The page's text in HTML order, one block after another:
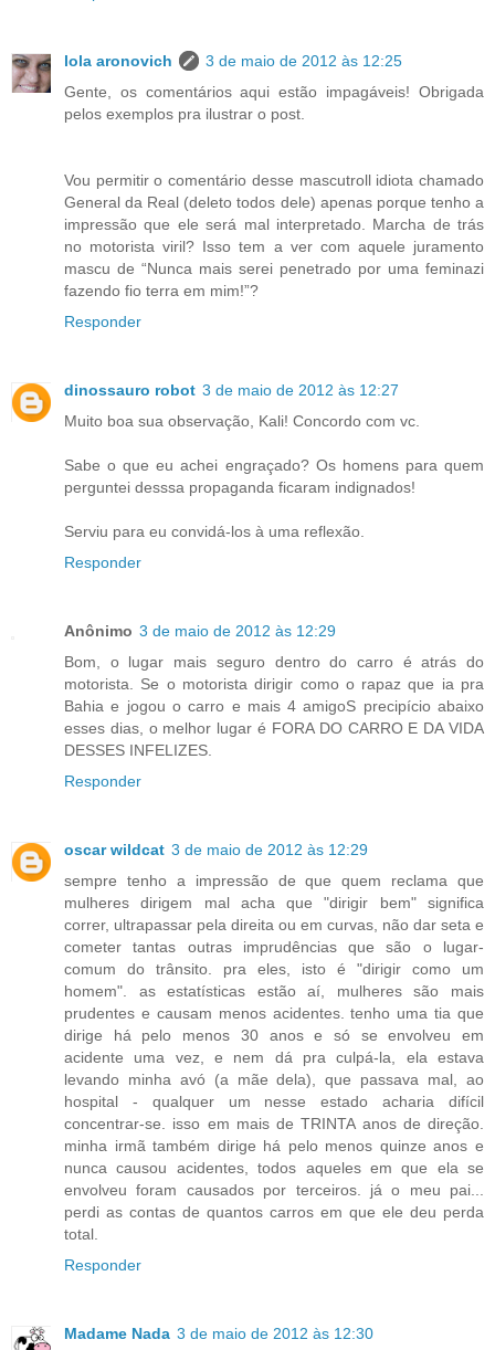
lola aronovich
3 de maio de 2012 às 12:25
Gente, os comentários aqui estão impagáveis! Obrigada
pelos exemplos pra ilustrar o post.
Vou permitir o comentário desse mascutroll idiota chamado
General da Real (deleto todos dele) apenas porque tenho a
impressão que ele será mal interpretado. Marcha de trás
no motorista viril? Isso tem a ver com aquele juramento
mascu de “Nunca mais serei penetrado por uma feminazi
fazendo fio terra em mim!”?
Responder
dinossauro robot 3 de maio de 2012 às 12:27
Muito boa sua observação, Kali! Concordo com vc.
Sabe o que eu achei engraçado? Os homens para quem
perguntei desssa propaganda ficaram indignados!
Serviu para eu convidá-los à uma reflexão.
Responder
Anônimo 3 de maio de 2012 às 12:29
Bom, o lugar mais seguro dentro do carro é atrás do
motorista. Se o motorista dirigir como o rapaz que ia pra
Bahia e jogou o carro e mais 4 amigoS precipício abaixo
esses dias, o melhor lugar é FORA DO CARRO E DA VIDA
DESSES INFELIZES.
Responder
oscar wildcat 3 de maio de 2012 às 12:29
sempre tenho a impressão de que quem reclama que
mulheres dirigem mal acha que "dirigir bem" significa
correr, ultrapassar pela direita ou em curvas, não dar seta e
cometer tantas outras imprudências que são o lugar-
comum do trânsito. pra eles, isto é "dirigir como um
homem". as estatísticas estão aí, mulheres são mais
prudentes e causam menos acidentes. tenho uma tia que
dirige há pelo menos 30 anos e só se envolveu em
acidente uma vez, e nem dá pra culpá-la, ela estava
levando minha avó (a mãe dela), que passava mal, ao
hospital - qualquer um nesse estado acharia difícil
concentrar-se. isso em mais de TRINTA anos de direção.
minha irmã também dirige há pelo menos quinze anos e
nunca causou acidentes, todos aqueles em que ela se
envolveu foram causados por terceiros. já o meu pai...
perdi as contas de quantos carros em que ele deu perda
total.
Responder
Madame Nada 3 de maio de 2012 às 12:30